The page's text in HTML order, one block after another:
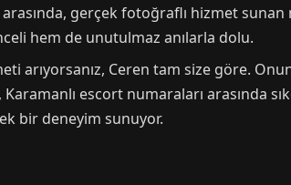
gerçek fotoğraflı hizmet
hem de unutulmaz anılarla dolu.
arıyorsanız, Ceren tam size göre.
Karamanlı escort numaraları arasında
bir deneyim sunuyor.